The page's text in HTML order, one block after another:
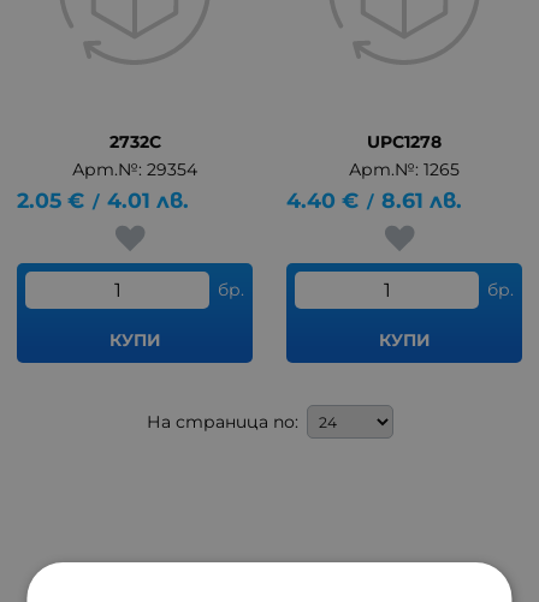
2732C
Арт.№: 29354
2.05 € / 4.01 лв.
бр.
КУПИ
UPC1278
Арт.№: 1265
4.40 € / 8.61 лв.
бр.
КУПИ
На страница по: